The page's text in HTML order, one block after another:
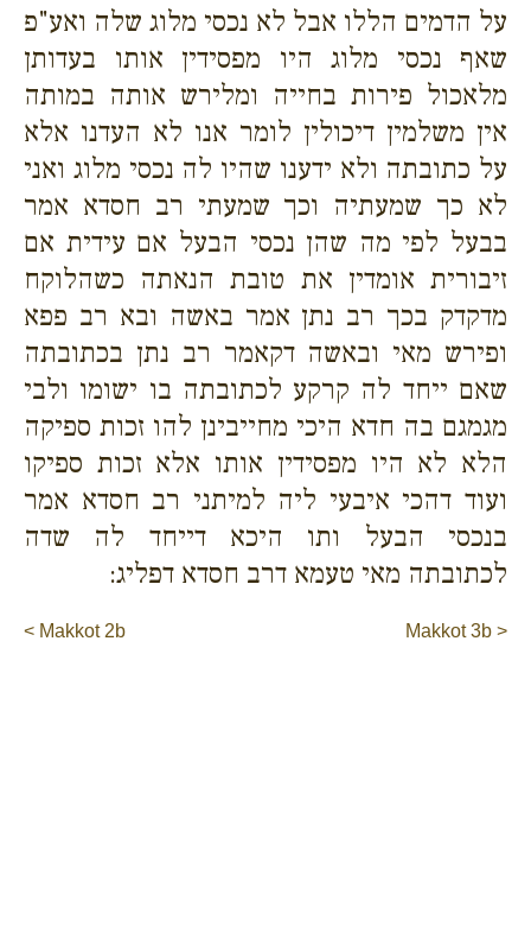
על הדמים הללו אבל לא נכסי מלוג שלה ואע"פ
שאף נכסי מלוג היו מפסידין אותו בעדותן
מלאכול פירות בחייה ומלירש אותה במותה
אין משלמין דיכולין לומר אנו לא העדנו אלא
על כתובתה ולא ידענו שהיו לה נכסי מלוג ואני
לא כך שמעתיה וכך שמעתי רב חסדא אמר
בבעל לפי מה שהן נכסי הבעל אם עידית אם
זיבורית אומדין את טובת הנאתה כשהלוקח
מדקדק בכך רב נתן אמר באשה ובא רב פפא
ופירש מאי ובאשה דקאמר רב נתן בכתובתה
שאם ייחד לה קרקע לכתובתה בו ישומו ולבי
מגמגם בה חדא היכי מחייבינן להו זכות ספיקה
הלא לא היו מפסידין אותו אלא זכות ספיקו
ועוד דהכי איבעי ליה למיתני רב חסדא אמר
בנכסי הבעל ותו היכא דייחד לה שדה
לכתובתה מאי טעמא דרב חסדא דפליג:
< Makkot 2b Makkot 3b >